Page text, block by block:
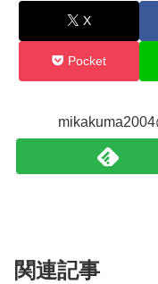
X
Pocket
関連記事